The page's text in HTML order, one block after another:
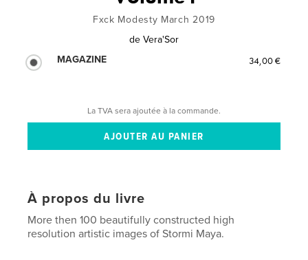
Fxck Modesty March 2019
de Vera'Sor
MAGAZINE
34,00 €
La TVA sera ajoutée à la commande.
À propos du livre
More then 100 beautifully constructed high
resolution artistic images of Stormi Maya.